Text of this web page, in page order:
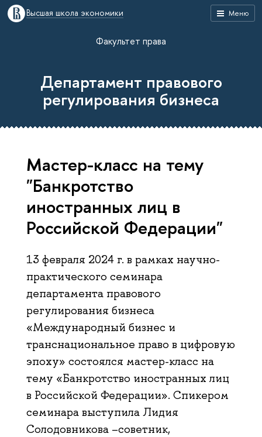
Меню
Высшая школа экономики
Факультет права
Департамент правового
регулирования бизнеса
Мастер-класс на тему
"Банкротство
иностранных лиц в
Российской Федерации"
13 февраля 2024 г. в рамках научно-
практического семинара
департамента правового
регулирования бизнеса
«Международный бизнес и
транснациональное право в цифровую
эпоху» состоялся мастер-класс на
тему «Банкротство иностранных лиц
в Российской Федерации». Спикером
семинара выступила Лидия
Солодовникова –советник,